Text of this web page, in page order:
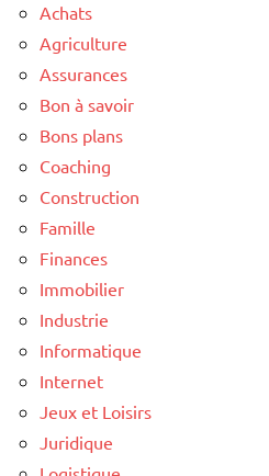
Achats
Agriculture
Assurances
Bon à savoir
Bons plans
Coaching
Construction
Famille
Finances
Immobilier
Industrie
Informatique
Internet
Jeux et Loisirs
Juridique